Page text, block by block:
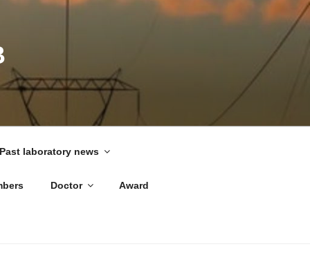
Past laboratory news
Doctor Award